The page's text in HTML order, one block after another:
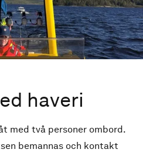
haveri
med två personer ombord.
bemannas och kontakt